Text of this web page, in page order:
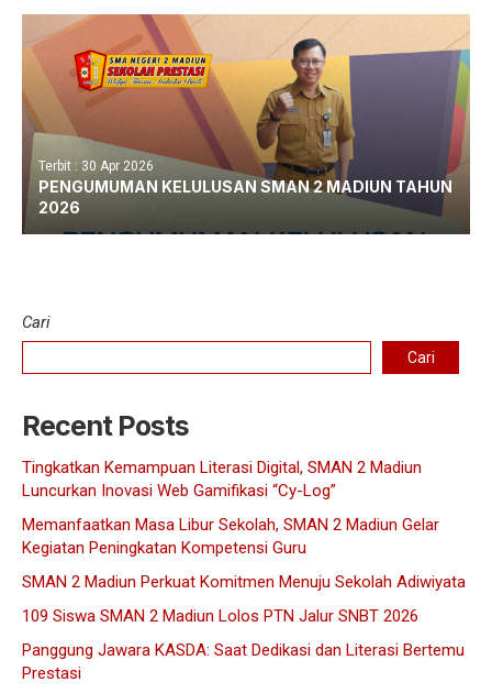
Terbit : 30 Apr 2026
PENGUMUMAN KELULUSAN SMAN 2 MADIUN TAHUN
2026
Cari
Cari
Recent Posts
Tingkatkan Kemampuan Literasi Digital, SMAN 2 Madiun
Luncurkan Inovasi Web Gamifikasi “Cy-Log”
Memanfaatkan Masa Libur Sekolah, SMAN 2 Madiun Gelar
Kegiatan Peningkatan Kompetensi Guru
SMAN 2 Madiun Perkuat Komitmen Menuju Sekolah Adiwiyata
109 Siswa SMAN 2 Madiun Lolos PTN Jalur SNBT 2026
Panggung Jawara KASDA: Saat Dedikasi dan Literasi Bertemu
Prestasi